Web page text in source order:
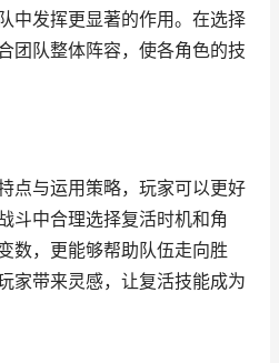
中发挥更显著的作用。在选择
团队整体阵容，使各角色的技
点与运用策略，玩家可以更好
斗中合理选择复活时机和角
数，更能够帮助队伍走向胜
家带来灵感，让复活技能成为